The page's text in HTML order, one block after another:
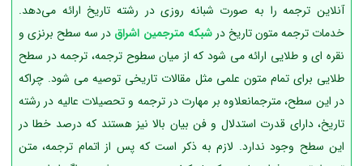
آنلاین ترجمه را به صورت شبانه روزی در رشته تاریخ ارائه می‌دهد.
خدمات ترجمه متون تاریخ درشبکه مترجمین اشراق در سه سطح برنزی و
نقره ای و طلایی ارائه می شود که از میان سطوح ترجمه، ترجمه در سطح
طلایی برای تمام متون علمی مثل مقالات تاریخی توصیه می شود. چراکه
در این سطح، مترجمانعلاوه بر مهارت در ترجمه و تحصیلات عالیه در رشته
تاریخ، دارای قدرت استدلال و فن بیان بالا نیز هستند که درصد خطا در
این سطح وجود ندارد. لازم به ذکر است که پس از اتمام ترجمه، متن